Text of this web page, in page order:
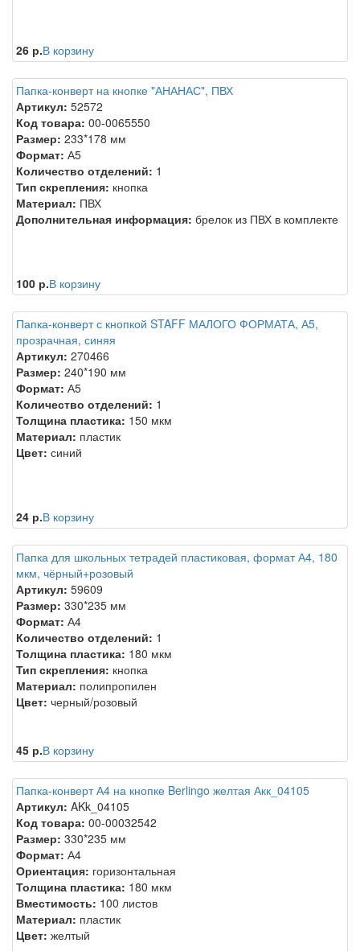
26 р.В корзину
Папка-конверт на кнопке "АНАНАС", ПВХ
Артикул: 52572
Код товара: 00-0065550
Размер: 233*178 мм
Формат: А5
Количество отделений: 1
Тип скрепления: кнопка
Материал: ПВХ
Дополнительная информация: брелок из ПВХ в комплекте
100 р.В корзину
Папка-конверт с кнопкой STAFF МАЛОГО ФОРМАТА, А5,
прозрачная, синяя
Артикул: 270466
Размер: 240*190 мм
Формат: А5
Количество отделений: 1
Толщина пластика: 150 мкм
Материал: пластик
Цвет: синий
24 р.В корзину
Папка для школьных тетрадей пластиковая, формат А4, 180
мкм, чёрный+розовый
Артикул: 59609
Размер: 330*235 мм
Формат: А4
Количество отделений: 1
Толщина пластика: 180 мкм
Тип скрепления: кнопка
Материал: полипропилен
Цвет: черный/розовый
45 р.В корзину
Папка-конверт А4 на кнопке Berlingo желтая Акк_04105
Артикул: AKk_04105
Код товара: 00-00032542
Размер: 330*235 мм
Формат: А4
Ориентация: горизонтальная
Толщина пластика: 180 мкм
Вместимость: 100 листов
Материал: пластик
Цвет: желтый